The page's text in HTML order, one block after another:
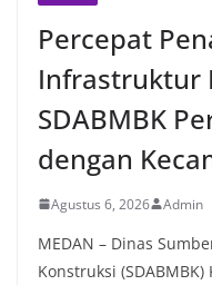
Percepat
Infrastruktur
SDABMBK
dengan
Agustus 6, 2026 Admin
MEDAN – Dinas
Konstruksi